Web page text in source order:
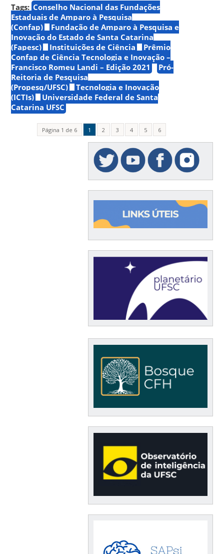
Tags: Conselho Nacional das Fundações
Estaduais de Amparo à Pesquisa
(Confap)
Fundação de Amparo à Pesquisa e
Inovação do Estado de Santa Catarina
(Fapesc)
Instituições de Ciência
Prêmio
Confap de Ciência Tecnologia e Inovação –
Francisco Romeu Landi – Edição 2021
Pró-
Reitoria de Pesquisa
(Propesq/UFSC)
Tecnologia e Inovação
(ICTIs)
Universidade Federal de Santa
Catarina UFSC
Página 1 de 6 1 2 3 4 5 6